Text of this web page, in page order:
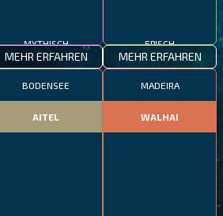
MEHR ERFAHREN MEHR ERFAHREN
BODENSEE
AITEL
MADEIRA
WALHAI